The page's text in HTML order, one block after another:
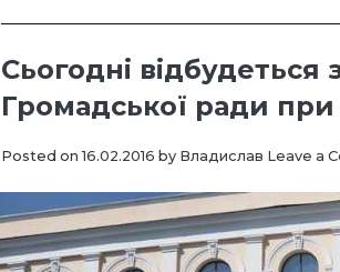
Сьогодні відбудеться
Громадської ради
Posted on16.02.2016 by Владислав Leave a